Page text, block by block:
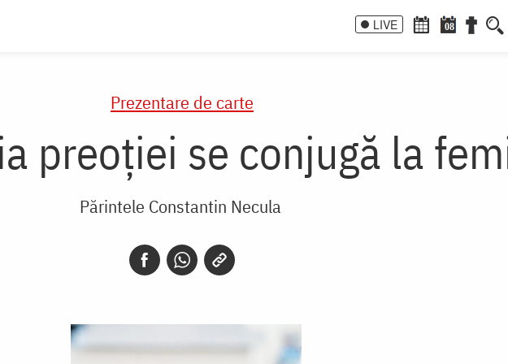
LIVE 08
Prezentare de carte
preoției se conjugă la
Părintele Constantin Necula